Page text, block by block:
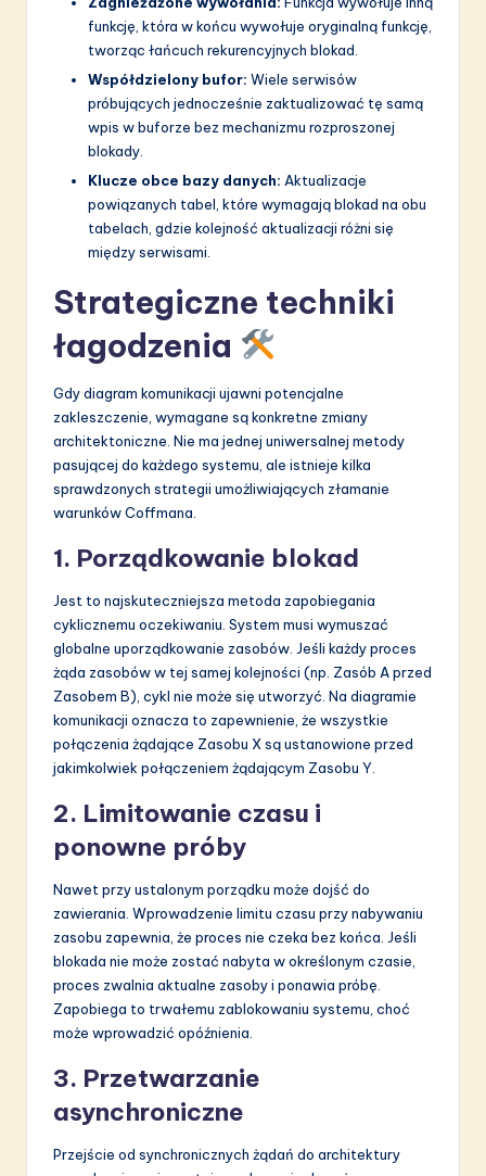
funkcję, która w końcu wywołuje oryginalną funkcję,
tworząc łańcuch rekurencyjnych blokad.
Współdzielony bufor: Wiele serwisów
próbujących jednocześnie zaktualizować tę samą
wpis w buforze bez mechanizmu rozproszonej
blokady.
Klucze obce bazy danych: Aktualizacje
powiązanych tabel, które wymagają blokad na obu
tabelach, gdzie kolejność aktualizacji różni się
między serwisami.
Strategiczne techniki
łagodzenia
Gdy diagram komunikacji ujawni potencjalne
zakleszczenie, wymagane są konkretne zmiany
architektoniczne. Nie ma jednej uniwersalnej metody
pasującej do każdego systemu, ale istnieje kilka
sprawdzonych strategii umożliwiających złamanie
warunków Coffmana.
1. Porządkowanie blokad
Jest to najskuteczniejsza metoda zapobiegania
cyklicznemu oczekiwaniu. System musi wymuszać
globalne uporządkowanie zasobów. Jeśli każdy proces
żąda zasobów w tej samej kolejności (np. Zasób A przed
Zasobem B), cykl nie może się utworzyć. Na diagramie
komunikacji oznacza to zapewnienie, że wszystkie
połączenia żądające Zasobu X są ustanowione przed
jakimkolwiek połączeniem żądającym Zasobu Y.
2. Limitowanie czasu i
ponowne próby
Nawet przy ustalonym porządku może dojść do
zawierania. Wprowadzenie limitu czasu przy nabywaniu
zasobu zapewnia, że proces nie czeka bez końca. Jeśli
blokada nie może zostać nabyta w określonym czasie,
proces zwalnia aktualne zasoby i ponawia próbę.
Zapobiega to trwałemu zablokowaniu systemu, choć
może wprowadzić opóźnienia.
3. Przetwarzanie
asynchroniczne
Przejście od synchronicznych żądań do architektury